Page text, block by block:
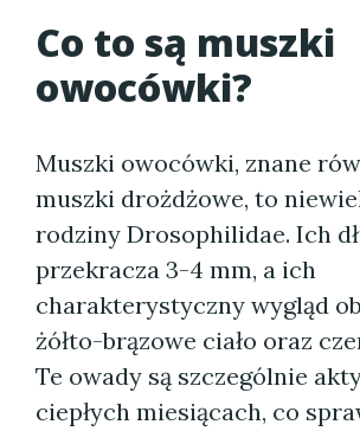
Co to są muszki
owocówki?
Muszki owocówki, znane
muszki drożdżowe, to
rodziny Drosophilidae. Ich
przekracza 3-4 mm, a ich
charakterystyczny wygląd
żółto-brązowe ciało oraz
Te owady są szczególnie
ciepłych miesiącach, co